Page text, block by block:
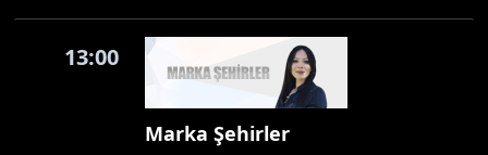
13:00
Marka Şehirler